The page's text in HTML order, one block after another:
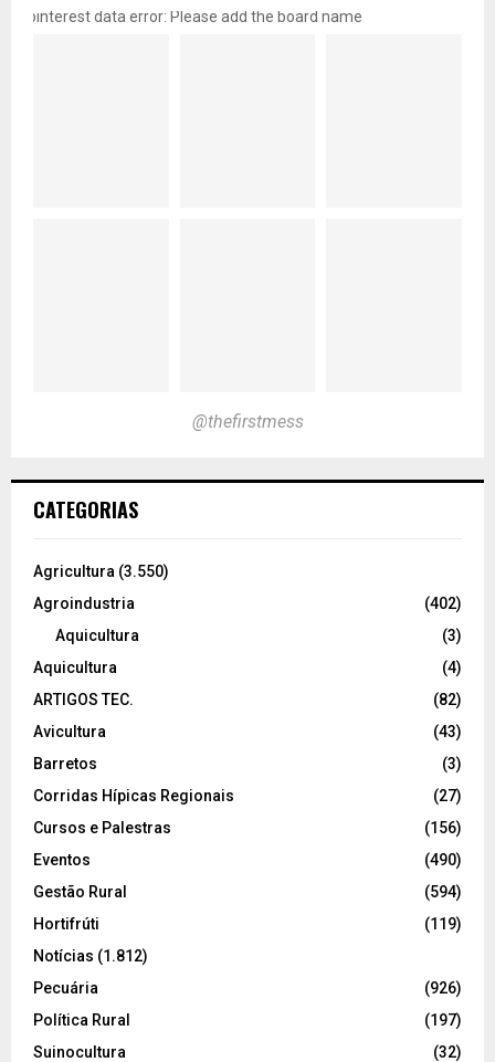
pinterest data error: Please add the board name
@thefirstmess
CATEGORIAS
Agricultura (3.550)
Agroindustria
(402)
Aquicultura
(3)
Aquicultura
(4)
ARTIGOS TEC.
(82)
Avicultura
(43)
Barretos
(3)
Corridas Hípicas Regionais
(27)
Cursos e Palestras
(156)
Eventos
(490)
Gestão Rural
(594)
Hortifrúti
(119)
Notícias (1.812)
Pecuária
(926)
Política Rural
(197)
Suinocultura
(32)